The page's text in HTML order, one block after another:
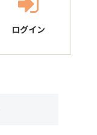
ログイン